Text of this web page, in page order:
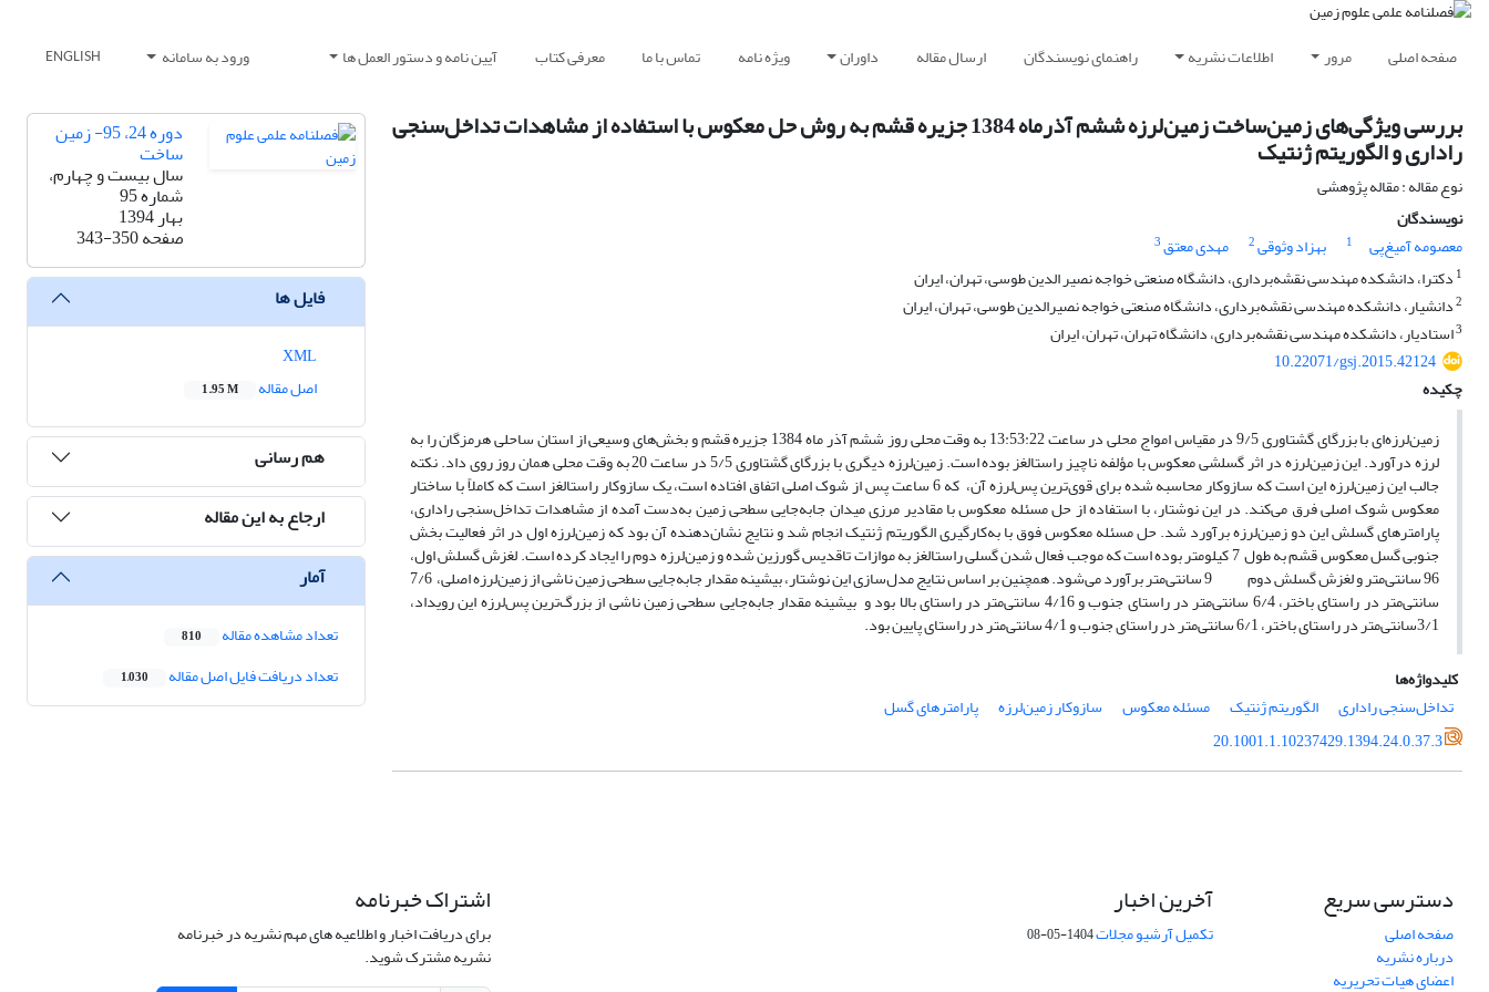
صفحه اصلی مرور اطلاعات نشریه راهنمای نویسندگان ارسال مقاله داوران ویژه نامه تماس با ما معرفی کتاب آیین نامه و دستور العمل ها ورود به سامانه ENGLISH
بررسی ویژگی‌های زمین‌ساخت زمین‌لرزه ششم آذرماه 1384 جزیره قشم به روش حل معکوس با استفاده از مشاهدات تداخل‌سنجی
راداری و الگوریتم ژنتیک
نوع مقاله : مقاله پژوهشی
نویسندگان
معصومه آمیغ‌پی
1 بهزاد وثوقی2 مهدی معتق3
1 دکترا، دانشکده مهندسی نقشه‌برداری، دانشگاه صنعتی خواجه نصیر الدین طوسی، تهران، ایران
2دانشیار، دانشکده مهندسی نقشه‌برداری، دانشگاه صنعتی خواجه نصیرالدین طوسی، تهران، ایران
3استادیار، دانشکده مهندسی نقشه‌برداری، دانشگاه تهران، تهران، ایران
10.22071/gsj.2015.42124
چکیده
زمین‌لرزه‌ای با بزرگای گشتاوری 9/5 در مقیاس امواج محلی در ساعت 13:53:22 به وقت محلی روز ششم آذر ماه 1384 جزیره قشم و بخش‌های وسیعی از استان ساحلی هرمزگان را به
لرزه درآورد. این زمین‌لرزه در اثر گسلشی معکوس با مؤلفه ناچیز راستالغز بوده است. زمین‌لرزه دیگری با بزرگای گشتاوری 5/5 در ساعت 20 به وقت محلی همان روز روی داد. نکته
جالب این زمین‌لرزه این است که سازوکار محاسبه شده برای قوی‌ترین پس‌لرزه آن، که 6 ساعت پس از شوک اصلی اتفاق افتاده است، یک سازوکار راستالغز است که کاملاً با ساختار
معکوس شوک اصلی فرق می‌کند. در این نوشتار، با استفاده از حل مسئله معکوس با مقادیر مرزی میدان جابه‌جایی سطحی زمین به‌دست آمده از مشاهدات تداخل‌سنجی راداری،
پارامتر‌های گسلش این دو زمین‌لرزه برآورد شد. حل مسئله معکوس فوق با به‌کارگیری الگوریتم ژنتیک انجام شد و نتایج نشان‌دهنده آن بود که زمین‌لرزه اول در اثر فعالیت بخش
جنوبی گسل معکوس قشم به طول 7 کیلومتر بوده است که موجب فعال شدن گسلی راستالغز به موازات تاقدیس گورزین شده و زمین‌لرزه دوم را ایجاد کرده است. لغزش گسلش اول،
96 سانتی‌متر و لغزش گسلش دوم 9 سانتی‌متر برآورد می‌شود. همچنین بر اساس نتایج مدل‌سازی این نوشتار، بیشینه مقدار جابه‌جایی سطحی زمین ناشی از زمین‌لرزه اصلی، 7/6
سانتی‌متر در راستای باختر، 6/4 سانتی‌متر در راستای جنوب و 4/16 سانتی‌متر در راستای بالا بود و بیشینه مقدار جابه‌جایی سطحی زمین ناشی از بزرگ‌ترین پس‌لرزه این رویداد،
3/1سانتی‌متر در راستای باختر، 6/1 سانتی‌متر در راستای جنوب و 4/1 سانتی‌متر در راستای پایین بود.
کلیدواژه‌ها
تداخل‌سنجی راداری
الگوریتم ژنتیک مسئله معکوس سازوکار زمین‌لرزه
پارامتر‌های گسل
20.1001.1.10237429.1394.24.0.37.3
دوره 24، 95- زمین
ساخت
سال بیست و چهارم،
شماره 95
بهار 1394
صفحه343-350
فایل ها
اصل مقاله
1.95 M
هم رسانی
ارجاع به این مقاله
آمار
تعداد مشاهده مقاله 810
تعداد دریافت فایل اصل مقاله 1,030
دسترسی سریع
صفحه اصلی
درباره نشریه
اعضای هیات تحریریه
آخرین اخبار
تکمیل آرشیو مجلات1404-05-08
اشتراک خبرنامه
برای دریافت اخبار و اطلاعیه های مهم نشریه در خبرنامه
نشریه مشترک شوید.